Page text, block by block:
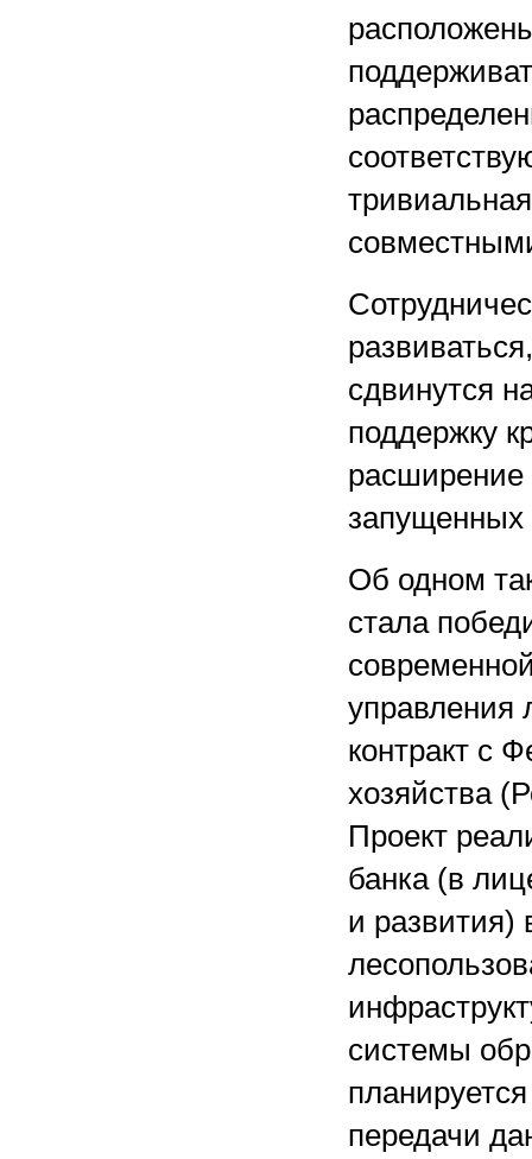
сдвинутся
поддержку
расширение
запущенных
Об одном
стала
управления
контракт с
хозяйства
Проект
банка (в
и развития)
системы
передачи